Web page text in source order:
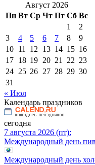
Август 2026
Пн Вт Ср Чт Пт Сб Вс
1
2
3
4 5 6 7 8
9
10 11 12 13 14 15 16
17 18 19 20 21 22 23
24 25 26 27 28 29 30
31
« Июл
Календарь праздников
сегодня
7 августа 2026 (пт):
Международный день
Международный день